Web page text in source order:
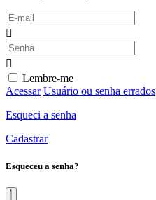
Lembre-me
Acessar Usuário ou senha errados
Esqueci a senha
Cadastrar
Esqueceu a senha?